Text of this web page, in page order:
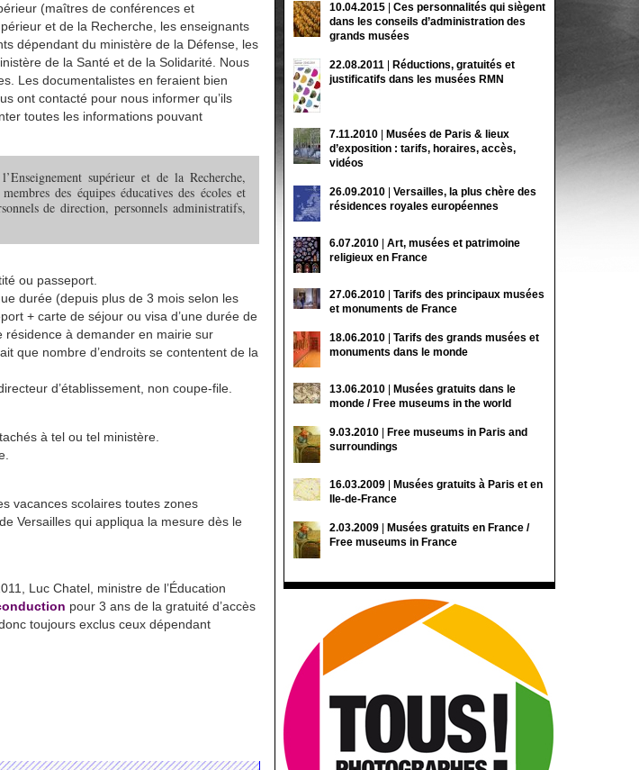
(maîtres de conférences et
et de la Recherche, les enseignants
dépendant du ministère de la Défense, les
de la Santé et de la Solidarité. Nous
Les documentalistes en feraient bien
ont contacté pour nous informer qu’ils
toutes les informations pouvant
supérieur et de la Recherche,
des équipes éducatives des écoles et
de direction, personnels administratifs,
ou passeport.
durée (depuis plus de 3 mois selon les
+ carte de séjour ou visa d’une durée de
résidence à demander en mairie sur
que nombre d’endroits se contentent de la
d’établissement, non coupe-file.
à tel ou tel ministère.
vacances scolaires toutes zones
Versailles qui appliqua la mesure dès le
Luc Chatel, ministre de l’Éducation
pour 3 ans de la gratuité d’accès
toujours exclus ceux dépendant
10.04.2015
Ces personnalités qui siègent
dans les conseils d’administration des
grands musées
22.08.2011
Réductions, gratuités et
justificatifs dans les musées RMN
7.11.2010
Musées de Paris & lieux
d’exposition : tarifs, horaires, accès,
vidéos
26.09.2010
Versailles, la plus chère des
résidences royales européennes
6.07.2010
Art, musées et patrimoine
religieux en France
27.06.2010
Tarifs des principaux musées
et monuments de France
18.06.2010
Tarifs des grands musées et
monuments dans le monde
13.06.2010
Musées gratuits dans le
monde / Free museums in the world
9.03.2010
Free museums in Paris and
surroundings
16.03.2009
Musées gratuits à Paris et en
Ile-de-France
2.03.2009
Musées gratuits en France /
Free museums in France